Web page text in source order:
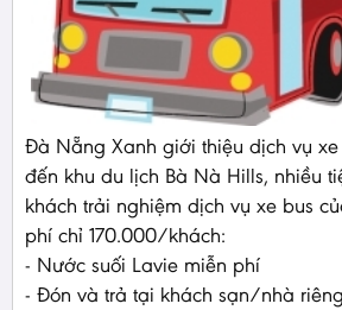
Đà Nẵng Xanh giới thiệu dịch vụ
đến khu du lịch Bà Nà Hills, nhiều
khách trải nghiệm dịch vụ xe bus
phí chỉ 170.000/khách:
- Nước suối Lavie miễn phí
- Đón và trả tại khách sạn/nhà